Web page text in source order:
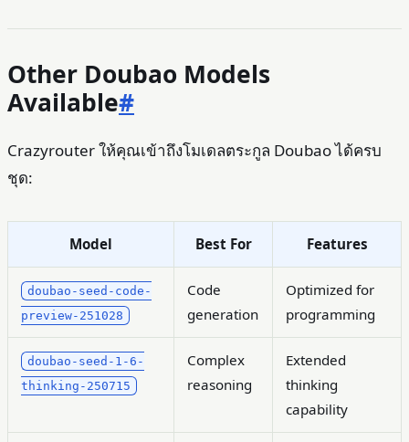
Other Doubao Models
Available#
Crazyrouter ให้คุณเข้าถึงโมเดลตระกูล Doubao ได้ครบ
ชุด:
Model Best For Features
doubao-seed-code-
preview-251028
Code
generation
Optimized for
programming
doubao-seed-1-6-
thinking-250715
Complex
reasoning
Extended
thinking
capability